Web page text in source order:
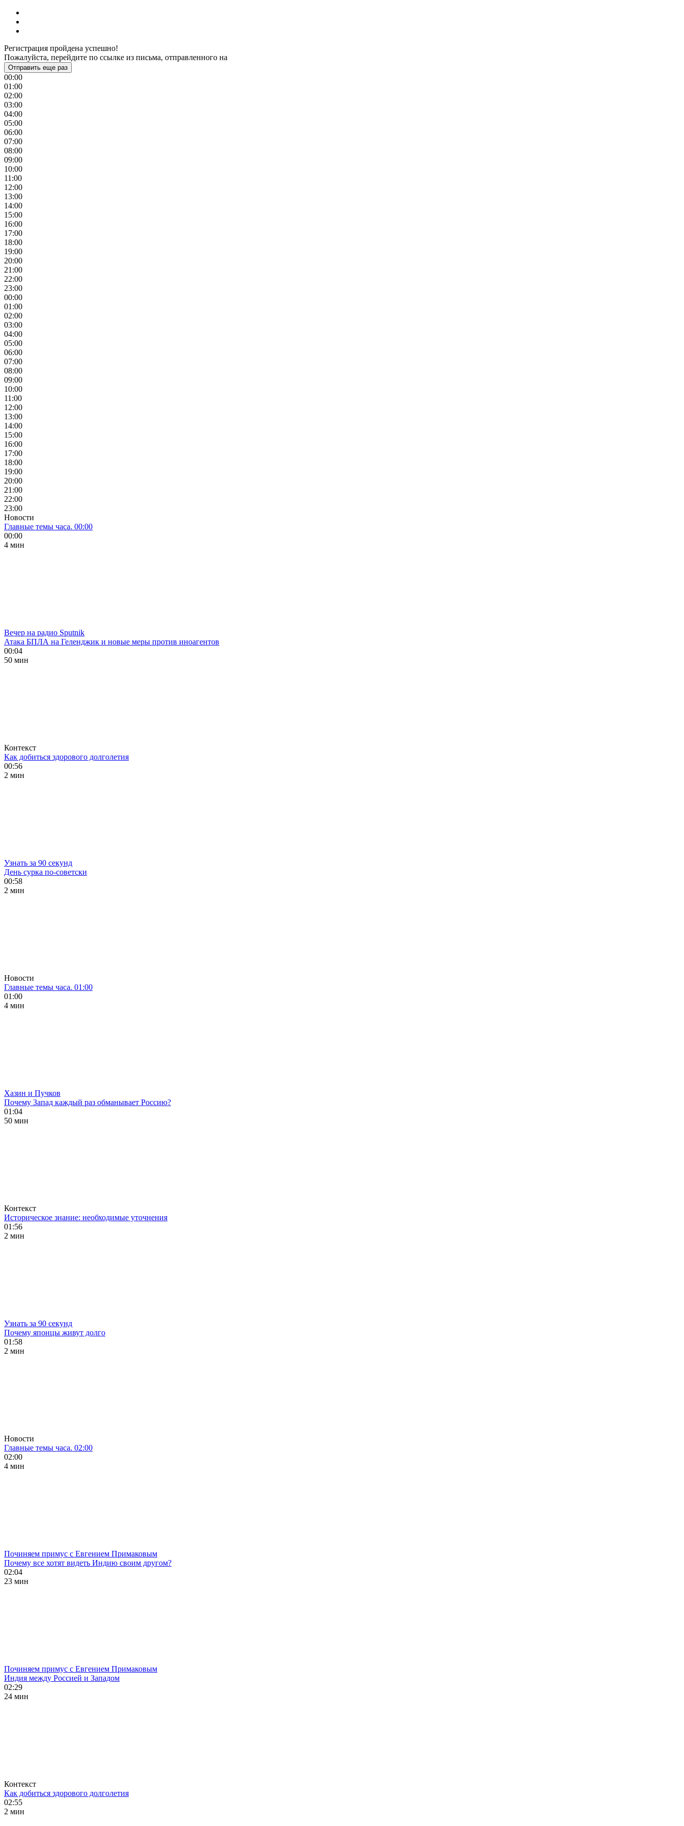
Регистрация пройдена успешно!
Пожалуйста, перейдите по ссылке из письма, отправленного на
Отправить еще раз
00:00
01:00
02:00
03:00
04:00
05:00
06:00
07:00
08:00
09:00
10:00
11:00
12:00
13:00
14:00
15:00
16:00
17:00
18:00
19:00
20:00
21:00
22:00
23:00
00:00
01:00
02:00
03:00
04:00
05:00
06:00
07:00
08:00
09:00
10:00
11:00
12:00
13:00
14:00
15:00
16:00
17:00
18:00
19:00
20:00
21:00
22:00
23:00
Новости
Главные темы часа. 00:00
00:00
4 мин
Вечер на радио Sputnik
Атака БПЛА на Геленджик и новые меры против иноагентов
00:04
50 мин
Контекст
Как добиться здорового долголетия
00:56
2 мин
Узнать за 90 секунд
День сурка по-советски
00:58
2 мин
Новости
Главные темы часа. 01:00
01:00
4 мин
Хазин и Пучков
Почему Запад каждый раз обманывает Россию?
01:04
50 мин
Контекст
Историческое знание: необходимые уточнения
01:56
2 мин
Узнать за 90 секунд
Почему японцы живут долго
01:58
2 мин
Новости
Главные темы часа. 02:00
02:00
4 мин
Починяем примус с Евгением Примаковым
Почему все хотят видеть Индию своим другом?
02:04
23 мин
Починяем примус с Евгением Примаковым
Индия между Россией и Западом
02:29
24 мин
Контекст
Как добиться здорового долголетия
02:55
2 мин